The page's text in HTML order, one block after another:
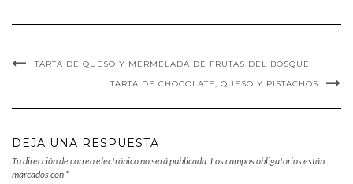
TARTA DE QUESO Y MERMELADA DE FRUTAS DEL BOSQUE
TARTA DE CHOCOLATE, QUESO Y PISTACHOS
DEJA UNA RESPUESTA
Tu dirección de correo electrónico no será publicada. Los campos obligatorios están
marcados con *